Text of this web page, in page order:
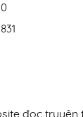
0
831
đọc truyện